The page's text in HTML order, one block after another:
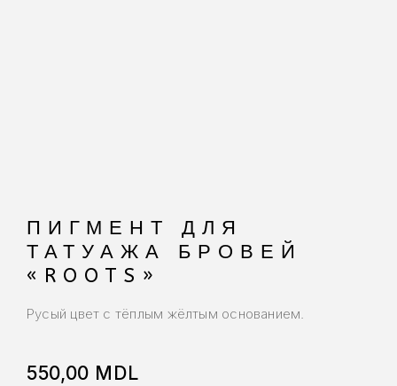
ПИГМЕНТ ДЛЯ
ТАТУАЖА БРОВЕЙ
«ROOTS»
Русый цвет с тёплым жёлтым основанием.
550,00 MDL